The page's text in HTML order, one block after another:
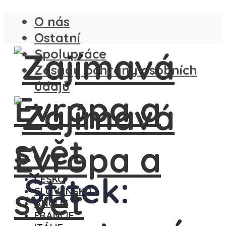
O nás
Ostatní
Spolupráce
Zásady ochrany osobních
údajů
ČESKO
SLOVENSKO
ANGLIE
FRANCIE
Štítek: